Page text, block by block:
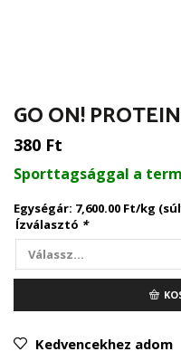
GO ON!
380 Ft
Sporttagsággal a
Egységár: 7,600.00 Ft/kg
Ízválasztó *
Kedvencekhez adom